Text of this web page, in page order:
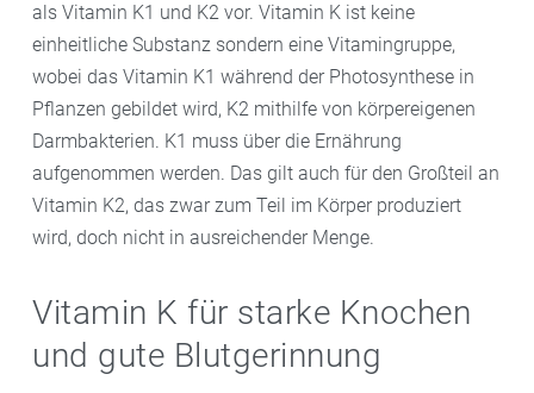
als Vitamin K1 und K2 vor. Vitamin K ist keine
einheitliche Substanz sondern eine Vitamingruppe,
wobei das Vitamin K1 während der Photosynthese in
Pflanzen gebildet wird, K2 mithilfe von körpereigenen
Darmbakterien. K1 muss über die Ernährung
aufgenommen werden. Das gilt auch für den Großteil an
Vitamin K2, das zwar zum Teil im Körper produziert
wird, doch nicht in ausreichender Menge.
Vitamin K für starke Knochen
und gute Blutgerinnung